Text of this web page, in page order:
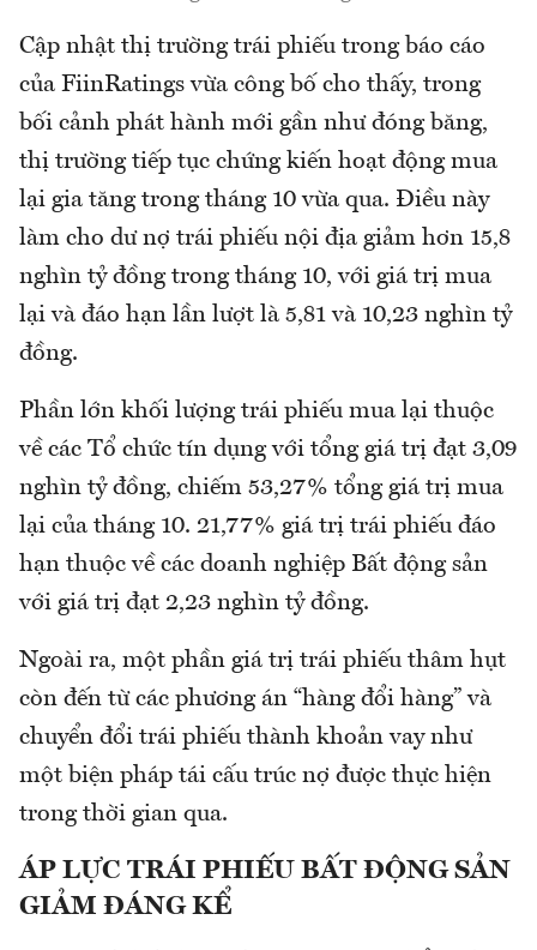
Cập nhật thị trường trái phiếu trong báo cáo
của FiinRatings vừa công bố cho thấy, trong
bối cảnh phát hành mới gần như đóng băng,
thị trường tiếp tục chứng kiến hoạt động mua
lại gia tăng trong tháng 10 vừa qua. Điều này
làm cho dư nợ trái phiếu nội địa giảm hơn 15,8
nghìn tỷ đồng trong tháng 10, với giá trị mua
lại và đáo hạn lần lượt là 5,81 và 10,23 nghìn tỷ
đồng.
Phần lớn khối lượng trái phiếu mua lại thuộc
về các Tổ chức tín dụng với tổng giá trị đạt 3,09
nghìn tỷ đồng, chiếm 53,27% tổng giá trị mua
lại của tháng 10. 21,77% giá trị trái phiếu đáo
hạn thuộc về các doanh nghiệp Bất động sản
với giá trị đạt 2,23 nghìn tỷ đồng.
Ngoài ra, một phần giá trị trái phiếu thâm hụt
còn đến từ các phương án “hàng đổi hàng” và
chuyển đổi trái phiếu thành khoản vay như
một biện pháp tái cấu trúc nợ được thực hiện
trong thời gian qua.
ÁP LỰC TRÁI PHIẾU BẤT ĐỘNG SẢN
GIẢM ĐÁNG KỂ